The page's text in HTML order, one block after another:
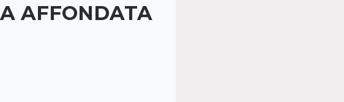
AFFONDATA